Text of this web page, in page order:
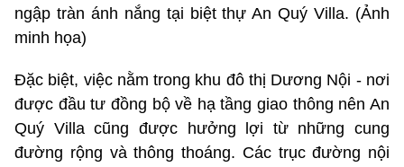
ngập tràn ánh nắng tại biệt thự An Quý Villa. (Ảnh
minh họa)
Đặc biệt, việc nằm trong khu đô thị Dương Nội - nơi
được đầu tư đồng bộ về hạ tầng giao thông nên An
Quý Villa cũng được hưởng lợi từ những cung
đường rộng và thông thoáng. Các trục đường nội